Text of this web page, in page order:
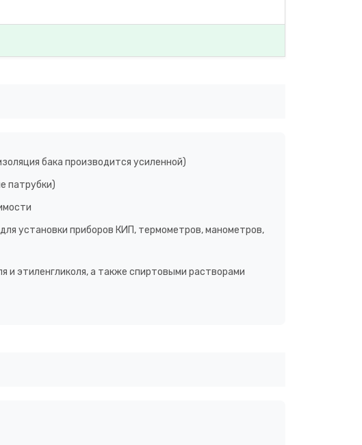
бака производится усиленной)
патрубки)
установки приборов КИП, термометров, манометров,
этиленгликоля, а также спиртовыми растворами